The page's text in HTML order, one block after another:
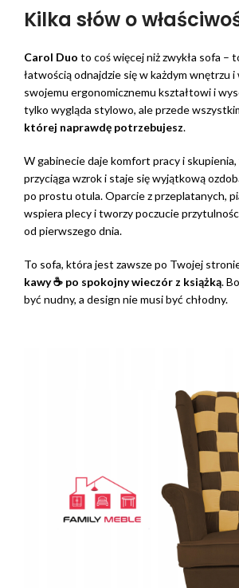
Kilka słów o
Carol Duo to coś więcej niż zwykła sofa –
łatwością odnajdzie się w każdym wnętrzu i
swojemu ergonomicznemu kształtowi i
tylko wygląda stylowo, ale przede
której naprawdę potrzebujesz.
W gabinecie daje komfort pracy i
przyciąga wzrok i staje się wyjątkową
po prostu otula. Oparcie z przeplatanych,
wspiera plecy i tworzy poczucie
od pierwszego dnia.
To sofa, która jest zawsze po Twojej
kawy ☕ po spokojny wieczór z książką.
być nudny, a design nie musi być chłodny.